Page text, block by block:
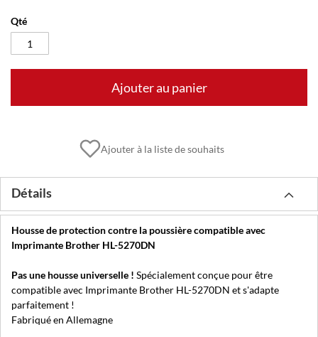
Qté
Ajouter au panier
Ajouter à la liste de souhaits
Détails
Housse de protection contre la poussière compatible avec
Imprimante Brother HL-5270DN
Pas une housse universelle ! Spécialement conçue pour être
compatible avec Imprimante Brother HL-5270DN et s'adapte
parfaitement !
Fabriqué en Allemagne